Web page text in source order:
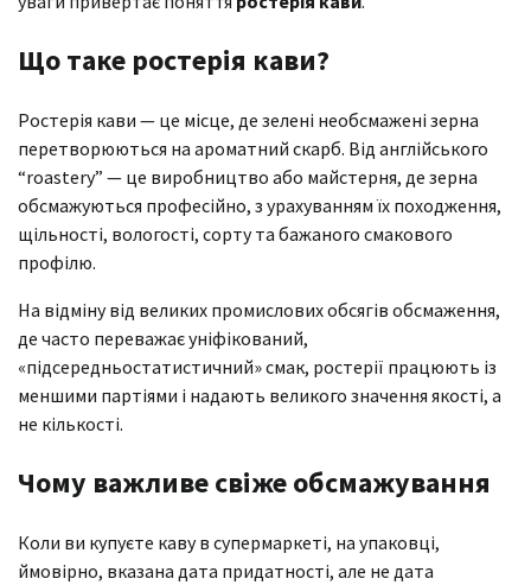
Що таке ростерія кави?
Ростерія кави — це місце, де зелені необсмажені зерна
перетворюються на ароматний скарб. Від англійського
“roastery” — це виробництво або майстерня, де зерна
обсмажуються професійно, з урахуванням їх походження,
щільності, вологості, сорту та бажаного смакового
профілю.
На відміну від великих промислових обсягів обсмаження,
де часто переважає уніфікований,
«підсередньостатистичний» смак, ростерії працюють із
меншими партіями і надають великого значення якості, а
не кількості.
Чому важливе свіже обсмажування
Коли ви купуєте каву в супермаркеті, на упаковці,
ймовірно, вказана дата придатності, але не дата